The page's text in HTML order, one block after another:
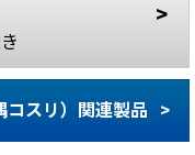
コスリ）関連製品